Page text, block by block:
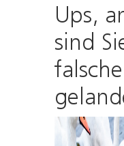
Ups,
sind